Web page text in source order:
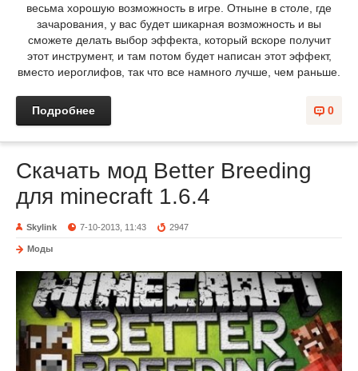
весьма хорошую возможность в игре. Отныне в столе, где
зачарования, у вас будет шикарная возможность и вы
сможете делать выбор эффекта, который вскоре получит
этот инструмент, и там потом будет написан этот эффект,
вместо иероглифов, так что все намного лучше, чем раньше.
0
Подробнее
Скачать мод Better Breeding
для minecraft 1.6.4
Skylink 7-10-2013, 11:43 2947
Моды